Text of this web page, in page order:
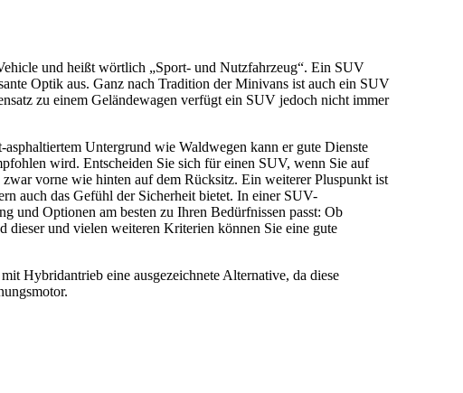
und heißt wörtlich „Sport- und Nutzfahrzeug“. Ein SUV
Optik aus. Ganz nach Tradition der Minivans ist auch ein SUV
zu einem Geländewagen verfügt ein SUV jedoch nicht immer
Untergrund wie Waldwegen kann er gute Dienste
wird. Entscheiden Sie sich für einen SUV, wenn Sie auf
vorne wie hinten auf dem Rücksitz. Ein weiterer Pluspunkt ist
auch das Gefühl der Sicherheit bietet. In einer SUV-
und Optionen am besten zu Ihren Bedürfnissen passt: Ob
dieser und vielen weiteren Kriterien können Sie eine gute
Hybridantrieb eine ausgezeichnete Alternative, da diese